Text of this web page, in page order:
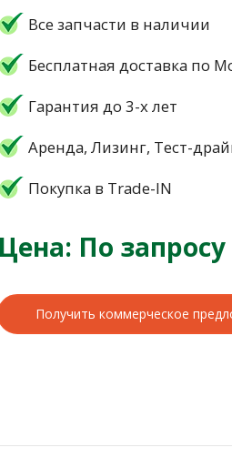
Все запчасти в наличии
Бесплатная доставка по
Гарантия до 3-х лет
Аренда, Лизинг, Тест-
Покупка в Trade-IN
Цена: По запросу
Получить коммерческое